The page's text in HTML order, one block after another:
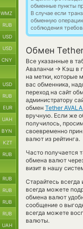
обменные пункты
В случае если
обменную
соблюдения
Обмен
Все указанные в
Аваланчи → Кэш в
на метки, которые
вас обменника,
переход на сайт
администратору
обмен Tether
вручную. Если же
получилось,
своевременно
валют из рейтинга.
Часто получается
обмена валют
визит в нашу
Старайтесь всегда
всегда можете
обмена валют
сообщение о
всегда можете
валюты.
WMZ
RUB
USD
USD
CNY
USD
RUB
EUR
UAH
BYN
KZT
RUB
RUB
RUB
RUB
RUB
UAH